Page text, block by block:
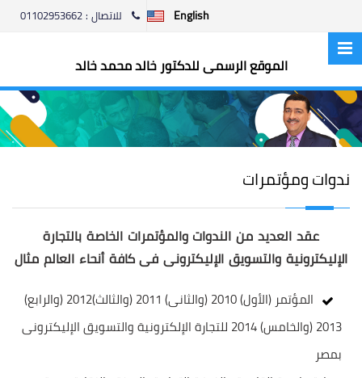
للاتصال : 01102953662 English
الموقع الرسمى للدكتور خالد محمد خالد
ندوات ومؤتمرات
عقد العديد من الندوات والمؤتمرات الخاصة بالتجارة
الإليكترونية والتسويق الإليكترونى فى كافة أنحاء العالم مثال
المؤتمر (الأول) 2010 (والثانى) 2011 (والثالث)2012 (والرابع)
2013 (والخامس) 2014 للتجارة الإلكترونية والتسويق الإليكترونى
بمصر